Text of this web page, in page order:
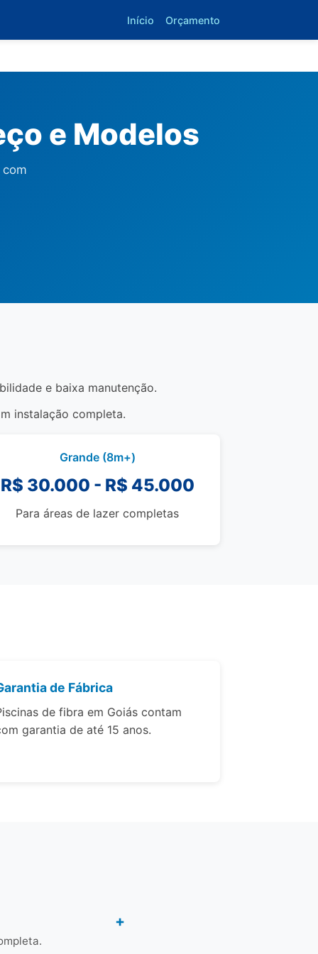
Início Orçamento
e Modelos
e baixa manutenção.
instalação completa.
Grande (8m+)
R$ 30.000 - R$ 45.000
Para áreas de lazer completas
de Fábrica
de fibra em Goiás contam
garantia de até 15 anos.